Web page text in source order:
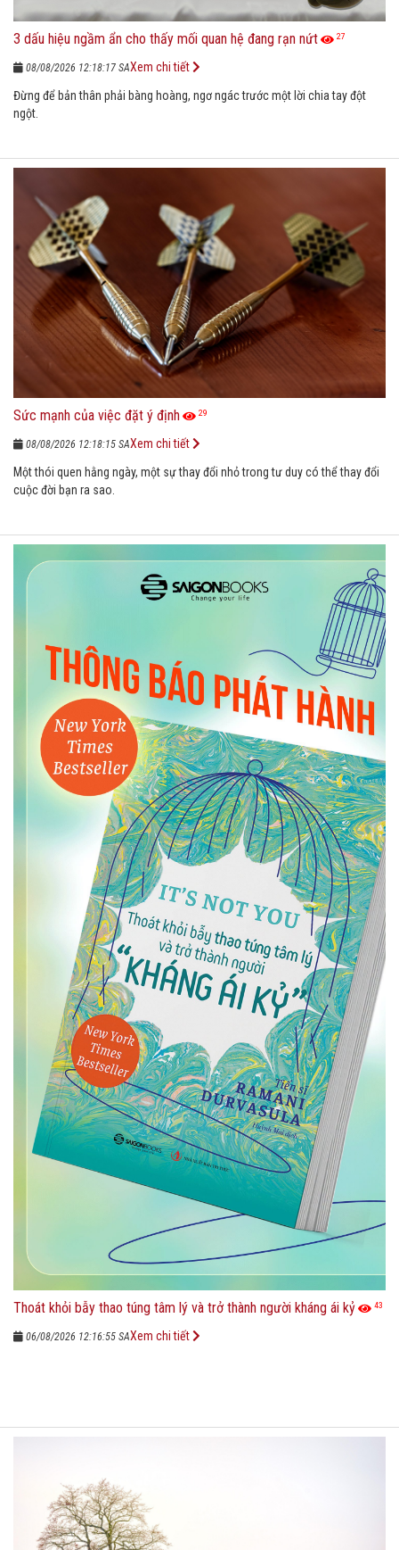
3 dấu hiệu ngầm ẩn cho thấy mối quan hệ đang rạn nứt 27
08/08/2026 12:18:17 SA
Đừng để bản thân phải bàng hoàng, ngơ ngác trước một lời chia tay đột
ngột.
Xem chi tiết
Sức mạnh của việc đặt ý định 29
08/08/2026 12:18:15 SA
Một thói quen hằng ngày, một sự thay đổi nhỏ trong tư duy có thể thay đổi
cuộc đời bạn ra sao.
Xem chi tiết
Thoát khỏi bẫy thao túng tâm lý và trở thành người kháng ái kỷ 43
06/08/2026 12:16:55 SAXem chi tiết